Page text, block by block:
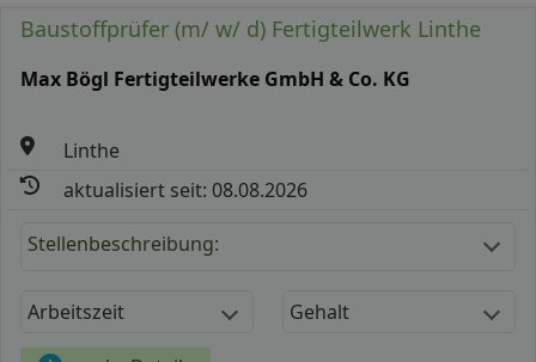
Baustoffprüfer (m/ w/ d) Fertigteilwerk Linthe
Max Bögl Fertigteilwerke GmbH & Co. KG
Linthe
aktualisiert seit: 08.08.2026
Stellenbeschreibung:
Arbeitszeit Gehalt